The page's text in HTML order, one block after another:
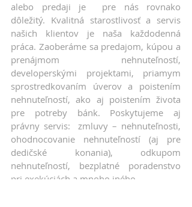
alebo predaji je pre nás rovnako
dôležitý. Kvalitná starostlivosť a servis
našich klientov je naša každodenná
práca. Zaoberáme sa predajom, kúpou a
prenájmom nehnuteľností,
developerskými projektami, priamym
sprostredkovaním úverov a poistením
nehnuteľností, ako aj poistením života
pre potreby bánk. Poskytujeme aj
právny servis: zmluvy – nehnuteľnosti,
ohodnocovanie nehnuteľností (aj pre
dedičské konania), odkupom
nehnuteľností, bezplatné poradenstvo
pri exekúciách a mnoho iného.